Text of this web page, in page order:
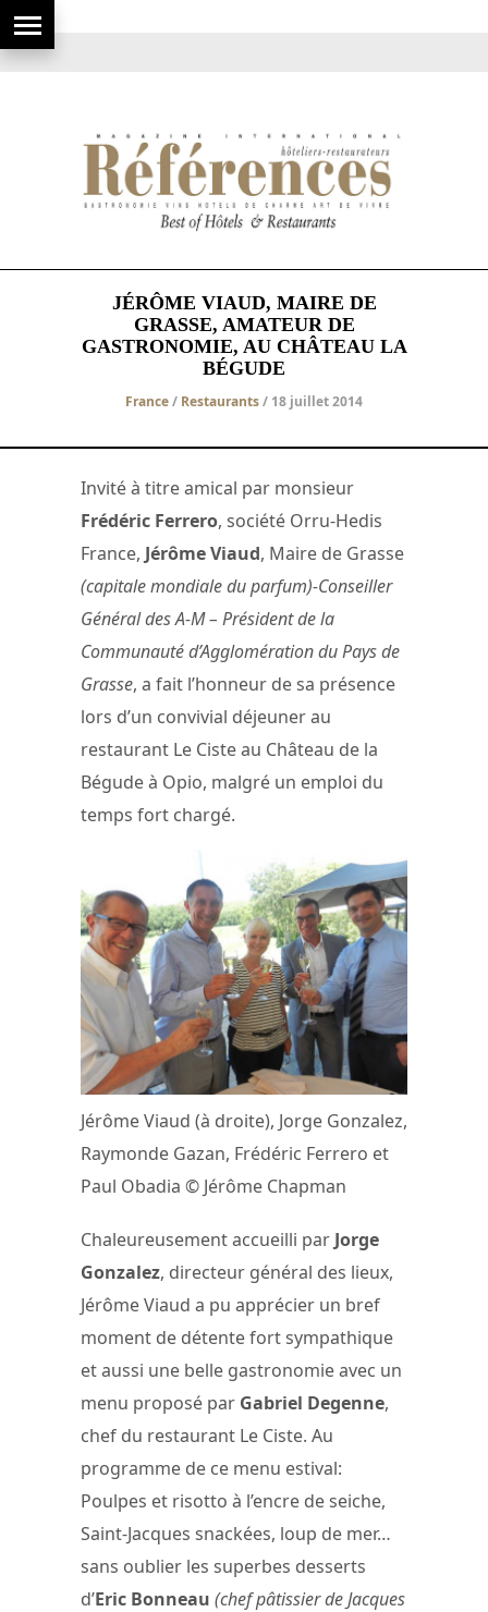
JÉRÔME VIAUD, MAIRE DE
GRASSE, AMATEUR DE
GASTRONOMIE, AU CHÂTEAU LA
BÉGUDE
France/ Restaurants/ 18 juillet 2014
Invité à titre amical par monsieur
Frédéric Ferrero, société Orru-Hedis
France, Jérôme Viaud, Maire de Grasse
(capitale mondiale du parfum)-Conseiller
Général des A-M – Président de la
Communauté d’Agglomération du Pays de
Grasse, a fait l’honneur de sa présence
lors d’un convivial déjeuner au
restaurant Le Ciste au Château de la
Bégude à Opio, malgré un emploi du
temps fort chargé.
Jérôme Viaud (à droite), Jorge Gonzalez,
Raymonde Gazan, Frédéric Ferrero et
Paul Obadia © Jérôme Chapman
Chaleureusement accueilli par Jorge
Gonzalez, directeur général des lieux,
Jérôme Viaud a pu apprécier un bref
moment de détente fort sympathique
et aussi une belle gastronomie avec un
menu proposé par Gabriel Degenne,
chef du restaurant Le Ciste. Au
programme de ce menu estival:
Poulpes et risotto à l’encre de seiche,
Saint-Jacques snackées, loup de mer…
sans oublier les superbes desserts
d’Eric Bonneau (chef pâtissier de Jacques